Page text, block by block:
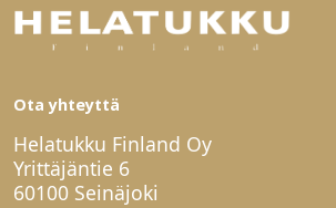
Ota yhteyttä
Helatukku Finland Oy
Yrittäjäntie 6
60100 Seinäjoki